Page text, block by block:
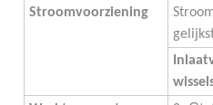
Stroomvoorziening